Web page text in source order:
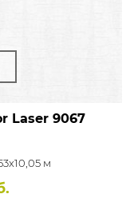
Laser9067
м